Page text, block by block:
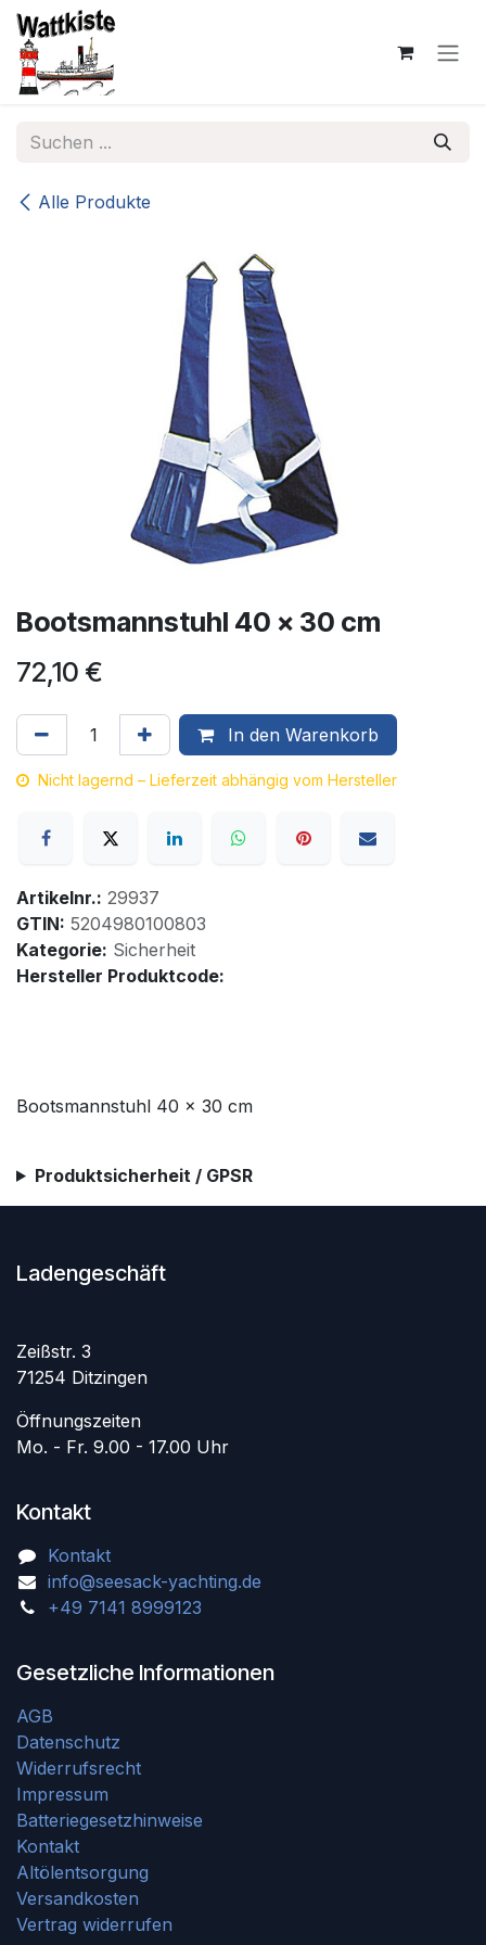
Zum Inhalt springen
Alle Produkte
Bootsmannstuhl 40 x 30 cm
72,10 €
In den Warenkorb
Nicht lagernd – Lieferzeit abhängig vom Hersteller
Artikelnr.: 29937
GTIN: 5204980100803
Kategorie: Sicherheit
Hersteller Produktcode:
Bootsmannstuhl 40 x 30 cm
Produktsicherheit / GPSR
Ladengeschäft
Zeißstr. 3
71254 Ditzingen
Öffnungszeiten
Mo. - Fr. 9.00 - 17.00 Uhr
Kontakt
Kontakt
info@seesack-yachting.de
+49 7141 8999123
Gesetzliche Informationen
AGB
Datenschutz
Widerrufsrecht
Impressum
Batteriegesetzhinweise
Kontakt
Altölentsorgung
Versandkosten
Vertrag widerrufen